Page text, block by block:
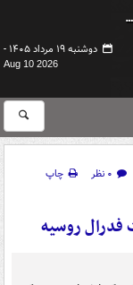
دوشنبه ۱۹ مرداد ۱۴۰۵ -
Aug 10 2026
۰ نظر
چاپ
فدرال روسیه